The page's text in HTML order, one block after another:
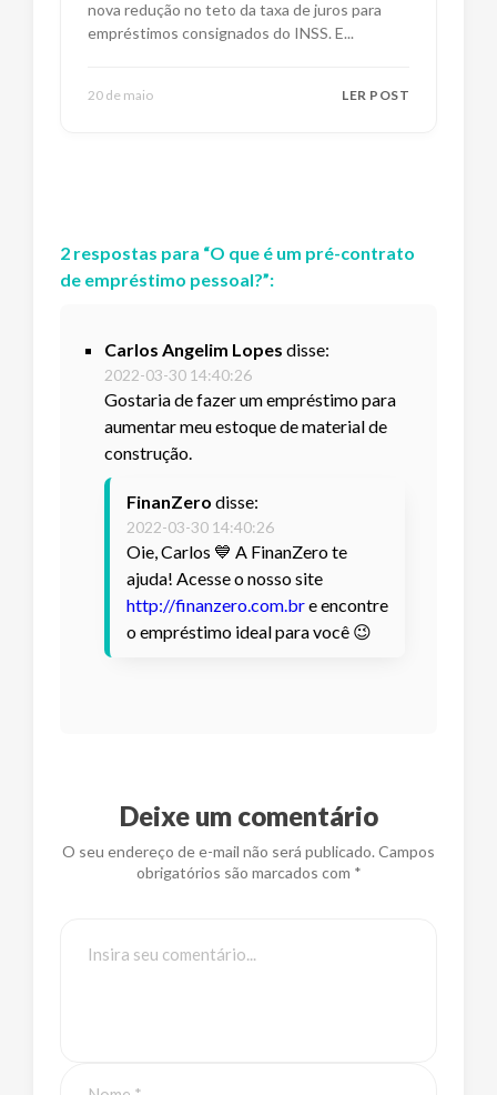
nova redução no teto da taxa de juros para
empréstimos consignados do INSS. E...
20 de maio LER POST
2 respostas para “O que é um pré-contrato
de empréstimo pessoal?”:
Carlos Angelim Lopes disse:
2022-03-30 14:40:26
Gostaria de fazer um empréstimo para
aumentar meu estoque de material de
construção.
FinanZero disse:
2022-03-30 14:40:26
Oie, Carlos 💙 A FinanZero te
ajuda! Acesse o nosso site
http://finanzero.com.bre encontre
o empréstimo ideal para você 😉
Deixe um comentário
O seu endereço de e-mail não será publicado. Campos
obrigatórios são marcados com *